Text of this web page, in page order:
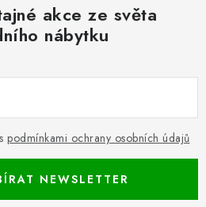
akce ze světa
nábytku
podmínkami ochrany osobních údajů
NEWSLETTER